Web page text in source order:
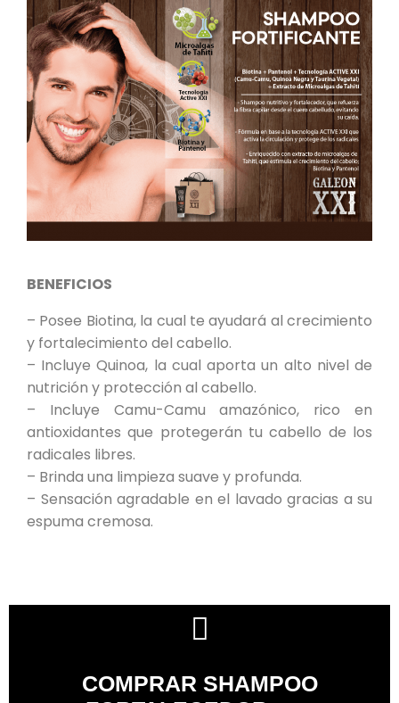
BENEFICIOS
– Posee Biotina, la cual te ayudará al crecimiento
y fortalecimiento del cabello.
– Incluye Quinoa, la cual aporta un alto nivel de
nutrición y protección al cabello.
– Incluye Camu-Camu amazónico, rico en
antioxidantes que protegerán tu cabello de los
radicales libres.
– Brinda una limpieza suave y profunda.
– Sensación agradable en el lavado gracias a su
espuma cremosa.
COMPRAR SHAMPOO